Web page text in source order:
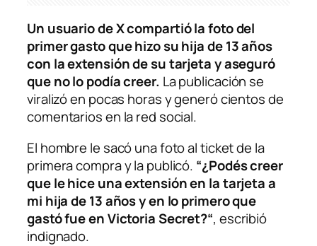
Un usuario de X compartió la foto del
primer gasto que hizo su hija de 13 años
con la extensión de su tarjeta y aseguró
que no lo podía creer. La publicación se
viralizó en pocas horas y generó cientos de
comentarios en la red social.
El hombre le sacó una foto al ticket de la
primera compra y la publicó. “¿Podés creer
que le hice una extensión en la tarjeta a
mi hija de 13 años y en lo primero que
gastó fue en Victoria Secret?“, escribió
indignado.